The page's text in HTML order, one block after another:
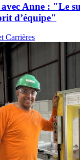
Anne : "Le
d’équipe"
Carrières